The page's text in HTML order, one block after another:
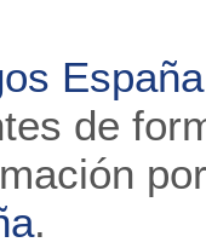
España
de
.